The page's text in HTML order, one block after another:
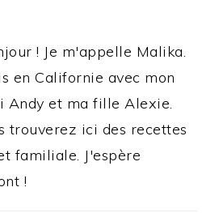
! Je m'appelle Malika.
en Californie avec mon
Andy et ma fille Alexie.
trouverez ici des recettes
familiale. J'espère
!